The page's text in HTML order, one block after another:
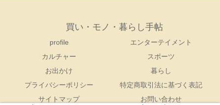
買い・モノ・暮らし手帖
profile
エンターテイメント
カルチャー
スポーツ
お出かけ
暮らし
プライバシーポリシー
特定商取引法に基づく表記
サイトマップ
お問い合わせ